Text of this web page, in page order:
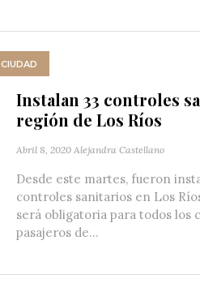
CIUDAD
Instalan 33 controles
región de Los Ríos
Abril 8, 2020 Alejandra Castellano
Desde este martes, fueron
controles sanitarios en Los
será obligatoria para todos los
pasajeros de...